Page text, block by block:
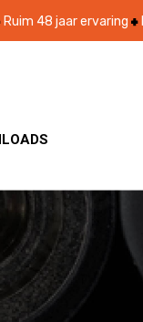
Ruim 48 jaar ervaring